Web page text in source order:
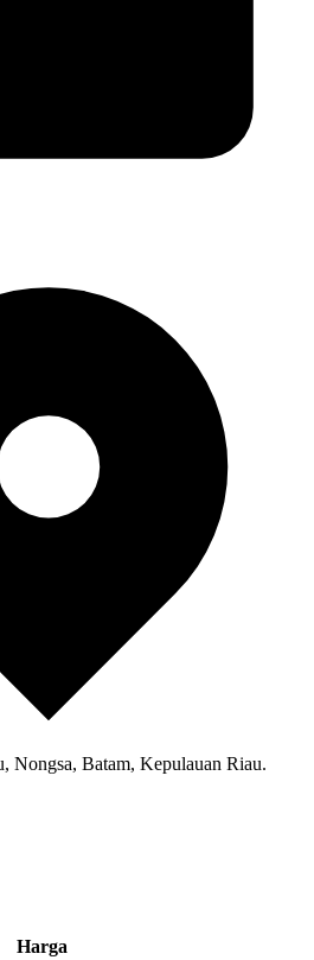
Nongsa, Batam, Kepulauan Riau.
Harga